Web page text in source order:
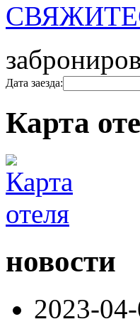
Дата заезда:
Карта
новости
2023-